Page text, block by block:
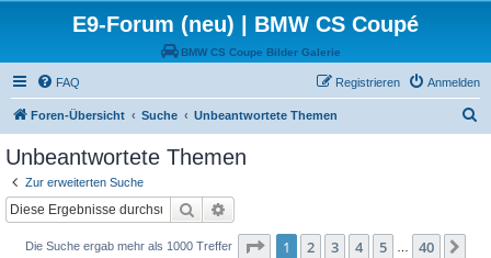
E9-Forum (neu) | BMW CS Coupé
BMW CS Coupe Bilder Galerie
FAQ Anmelden
Registrieren
Foren-Übersicht Suche Unbeantwortete Themen
Unbeantwortete Themen
Zur erweiterten Suche
Suche
Die Suche ergab mehr als 1000 Treffer Seite 1von 40
1 2 3 4 5 40